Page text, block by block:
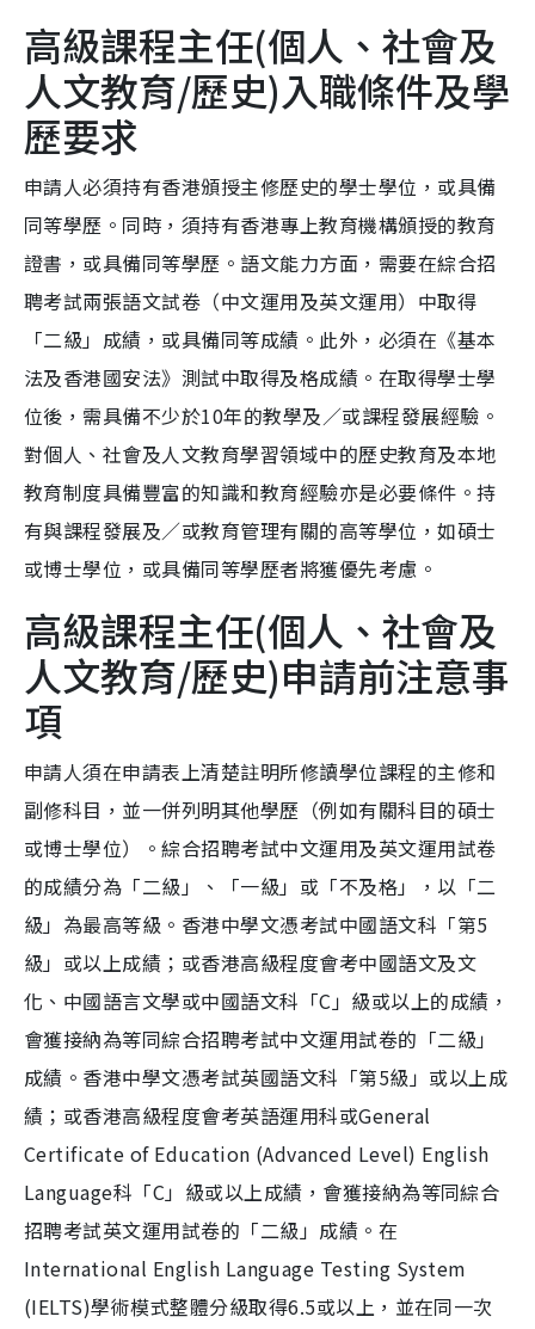
高級課程主任(個人、社會及
人文教育/歷史)入職條件及學
歷要求
申請人必須持有香港頒授主修歷史的學士學位，或具備
同等學歷。同時，須持有香港專上教育機構頒授的教育
證書，或具備同等學歷。語文能力方面，需要在綜合招
聘考試兩張語文試卷（中文運用及英文運用）中取得
「二級」成績，或具備同等成績。此外，必須在《基本
法及香港國安法》測試中取得及格成績。在取得學士學
位後，需具備不少於10年的教學及／或課程發展經驗。
對個人、社會及人文教育學習領域中的歷史教育及本地
教育制度具備豐富的知識和教育經驗亦是必要條件。持
有與課程發展及／或教育管理有關的高等學位，如碩士
或博士學位，或具備同等學歷者將獲優先考慮。
高級課程主任(個人、社會及
人文教育/歷史)申請前注意事
項
申請人須在申請表上清楚註明所修讀學位課程的主修和
副修科目，並一併列明其他學歷（例如有關科目的碩士
或博士學位）。綜合招聘考試中文運用及英文運用試卷
的成績分為「二級」、「一級」或「不及格」，以「二
級」為最高等級。香港中學文憑考試中國語文科「第5
級」或以上成績；或香港高級程度會考中國語文及文
化、中國語言文學或中國語文科「C」級或以上的成績，
會獲接納為等同綜合招聘考試中文運用試卷的「二級」
成績。香港中學文憑考試英國語文科「第5級」或以上成
績；或香港高級程度會考英語運用科或General
Certificate of Education (Advanced Level) English
Language科「C」級或以上成績，會獲接納為等同綜合
招聘考試英文運用試卷的「二級」成績。在
International English Language Testing System
(IELTS)學術模式整體分級取得6.5或以上，並在同一次